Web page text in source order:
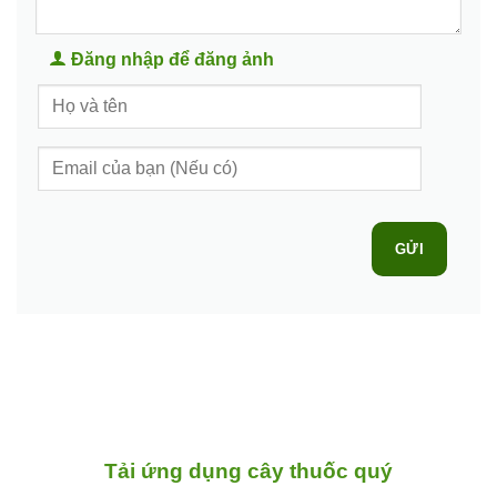
Đăng nhập để đăng ảnh
GỬI
Tải ứng dụng cây thuốc quý